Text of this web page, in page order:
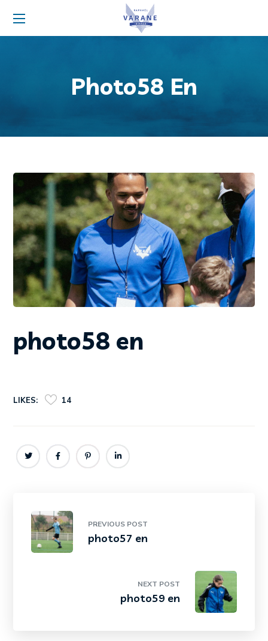
Photo58 En
photo58 en
LIKES: 14
PREVIOUS POST
photo57 en
NEXT POST
photo59 en